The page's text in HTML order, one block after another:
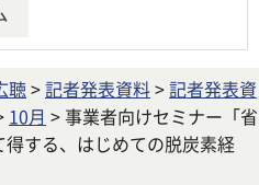
聴 >記者発表資料>記者発表資
10月 > 事業者向けセミナー「省
する、はじめての脱炭素経